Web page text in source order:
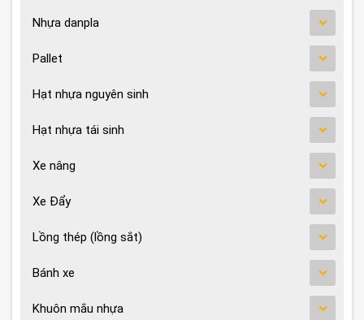
Nhựa danpla
Pallet
Hạt nhựa nguyên sinh
Hạt nhựa tái sinh
Xe nâng
Xe Đẩy
Lồng thép (lồng sắt)
Bánh xe
Khuôn mắu nhựa